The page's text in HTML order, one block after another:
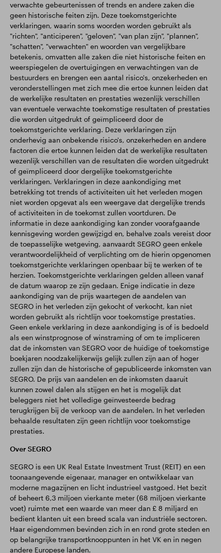
verwachte gebeurtenissen of trends en andere zaken die
geen historische feiten zijn. Deze toekomstgerichte
verklaringen, waarin soms woorden worden gebruikt als
"richten", "anticiperen", "geloven", "van plan zijn", "plannen",
"schatten", "verwachten" en woorden van vergelijkbare
betekenis, omvatten alle zaken die niet historische feiten en
weerspiegelen de overtuigingen en verwachtingen van de
bestuurders en brengen een aantal risico's, onzekerheden en
veronderstellingen met zich mee die ertoe kunnen leiden dat
de werkelijke resultaten en prestaties wezenlijk verschillen
van eventuele verwachte toekomstige resultaten of prestaties
die worden uitgedrukt of geïmpliceerd door de
toekomstgerichte verklaring. Deze verklaringen zijn
onderhevig aan onbekende risico's, onzekerheden en andere
factoren die ertoe kunnen leiden dat de werkelijke resultaten
wezenlijk verschillen van de resultaten die worden uitgedrukt
of geïmpliceerd door dergelijke toekomstgerichte
verklaringen. Verklaringen in deze aankondiging met
betrekking tot trends of activiteiten uit het verleden mogen
niet worden opgevat als een weergave dat dergelijke trends
of activiteiten in de toekomst zullen voortduren. De
informatie in deze aankondiging kan zonder voorafgaande
kennisgeving worden gewijzigd en, behalve zoals vereist door
de toepasselijke wetgeving, aanvaardt SEGRO geen enkele
verantwoordelijkheid of verplichting om de hierin opgenomen
toekomstgerichte verklaringen openbaar bij te werken of te
herzien. Toekomstgerichte verklaringen gelden alleen vanaf
de datum waarop ze zijn gedaan. Enige indicatie in deze
aankondiging van de prijs waartegen de aandelen van
SEGRO in het verleden zijn gekocht of verkocht, kan niet
worden gebruikt als richtlijn voor toekomstige prestaties.
Geen enkele verklaring in deze aankondiging is of is bedoeld
als een winstprognose of winstraming of om te impliceren
dat de inkomsten van SEGRO voor de huidige of toekomstige
boekjaren noodzakelijkerwijs gelijk zullen zijn aan of hoger
zullen zijn dan de historische of gepubliceerde inkomsten van
SEGRO. De prijs van aandelen en de inkomsten daaruit
kunnen zowel dalen als stijgen en het is mogelijk dat
beleggers niet het volledige geïnvesteerde bedrag
terugkrijgen bij de verkoop van de aandelen. In het verleden
behaalde resultaten zijn geen richtlijn voor toekomstige
prestaties.
Over SEGRO
SEGRO is een UK Real Estate Investment Trust (REIT) en een
toonaangevende eigenaar, manager en ontwikkelaar van
moderne magazijnen en licht industrieel vastgoed. Het bezit
of beheert 6,3 miljoen vierkante meter (68 miljoen vierkante
voet) ruimte met een waarde van meer dan £ 8 miljard en
bedient klanten uit een breed scala van industriële sectoren.
Haar eigendommen bevinden zich in en rond grote steden en
op belangrijke transportknooppunten in het VK en in negen
andere Europese landen.